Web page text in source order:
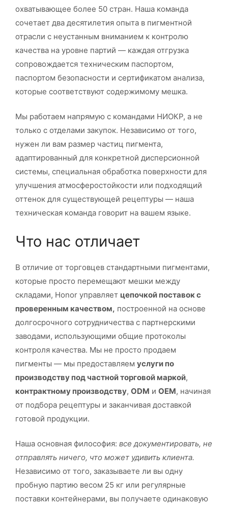
охватывающее более 50 стран. Наша команда
сочетает два десятилетия опыта в пигментной
отрасли с неустанным вниманием к контролю
качества на уровне партий — каждая отгрузка
сопровождается техническим паспортом,
паспортом безопасности и сертификатом анализа,
которые соответствуют содержимому мешка.
Мы работаем напрямую с командами НИОКР, а не
только с отделами закупок. Независимо от того,
нужен ли вам размер частиц пигмента,
адаптированный для конкретной дисперсионной
системы, специальная обработка поверхности для
улучшения атмосферостойкости или подходящий
оттенок для существующей рецептуры — наша
техническая команда говорит на вашем языке.
Что нас отличает
В отличие от торговцев стандартными пигментами,
которые просто перемещают мешки между
складами, Honor управляет цепочкой поставок с
проверенным качеством, построенной на основе
долгосрочного сотрудничества с партнерскими
заводами, использующими общие протоколы
контроля качества. Мы не просто продаем
пигменты — мы предоставляем услуги по
производству под частной торговой маркой,
контрактному производству, ODM и OEM, начиная
от подбора рецептуры и заканчивая доставкой
готовой продукции.
Наша основная философия: все документировать, не
отправлять ничего, что может удивить клиента.
Независимо от того, заказываете ли вы одну
пробную партию весом 25 кг или регулярные
поставки контейнерами, вы получаете одинаковую